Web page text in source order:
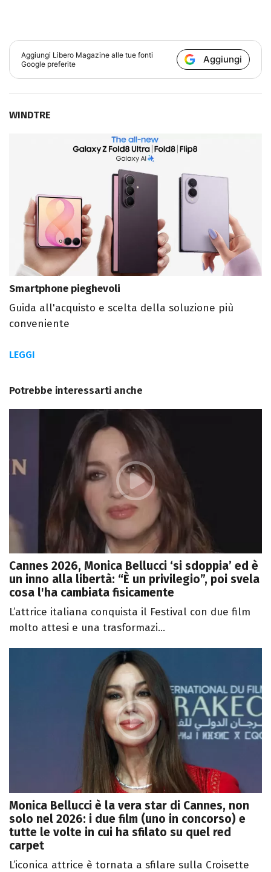
Aggiungi Libero Magazine alle tue fonti
Google preferite
Aggiungi
WINDTRE
Smartphone pieghevoli
Guida all'acquisto e scelta della soluzione più
conveniente
LEGGI
Potrebbe interessarti anche
Cannes 2026, Monica Bellucci ‘si sdoppia’ ed è
un inno alla libertà: “È un privilegio”, poi svela
cosa l'ha cambiata fisicamente
L’attrice italiana conquista il Festival con due film
molto attesi e una trasformazi...
Monica Bellucci è la vera star di Cannes, non
solo nel 2026: i due film (uno in concorso) e
tutte le volte in cui ha sfilato su quel red
carpet
L’iconica attrice è tornata a sfilare sulla Croisette